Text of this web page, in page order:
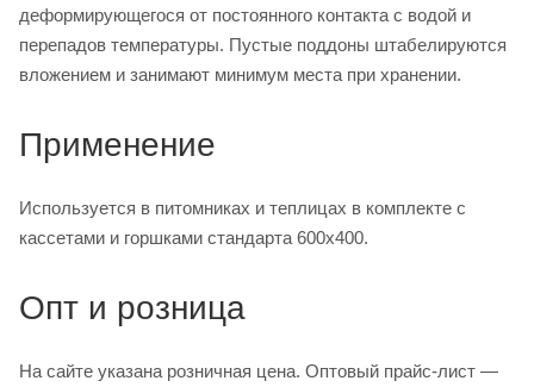
деформирующегося от постоянного контакта с водой и
перепадов температуры. Пустые поддоны штабелируются
вложением и занимают минимум места при хранении.
Применение
Используется в питомниках и теплицах в комплекте с
кассетами и горшками стандарта 600х400.
Опт и розница
На сайте указана розничная цена. Оптовый прайс-лист —